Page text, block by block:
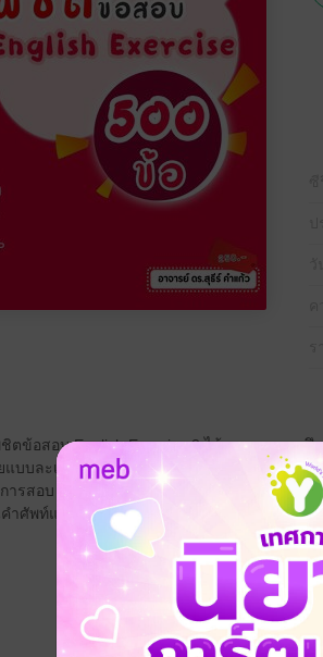
ตข้อสอบ English Exercise 3 ได้รวบรวมแบบ
แบบละเอียด หนังสือเล่มนี้ได้เรียบเรียงขึ้นเน้น
ารสอบ TGAT TPAT ONET A-level TOEFL
ำศัพท์และหลักไวยากรณ์มากยิ่งขึ้น